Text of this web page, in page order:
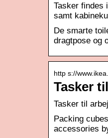
Tasker findes
samt
De smarte
dragtpose og
http s://
Tasker
Tasker til
Packing
accessories